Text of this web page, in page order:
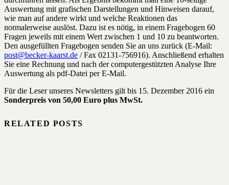
Auswertung mit grafischen Darstellungen und Hinweisen darauf,
wie man auf andere wirkt und welche Reaktionen das
normalerweise auslöst. Dazu ist es nötig, in einem Fragebogen 60
Fragen jeweils mit einem Wert zwischen 1 und 10 zu beantworten.
Den ausgefüllten Fragebogen senden Sie an uns zurück (E-Mail:
post@becker-kaarst.de / Fax 02131-756916). Anschließend erhalten
Sie eine Rechnung und nach der computergestützten Analyse Ihre
Auswertung als pdf-Datei per E-Mail.
Für die Leser unseres Newsletters gilt bis 15. Dezember 2016 ein
Sonderpreis von 50,00 Euro plus MwSt.
RELATED POSTS